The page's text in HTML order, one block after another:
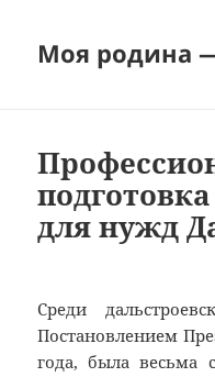
Моя родина
для нужд
Среди
Постановлением
года, была весьма